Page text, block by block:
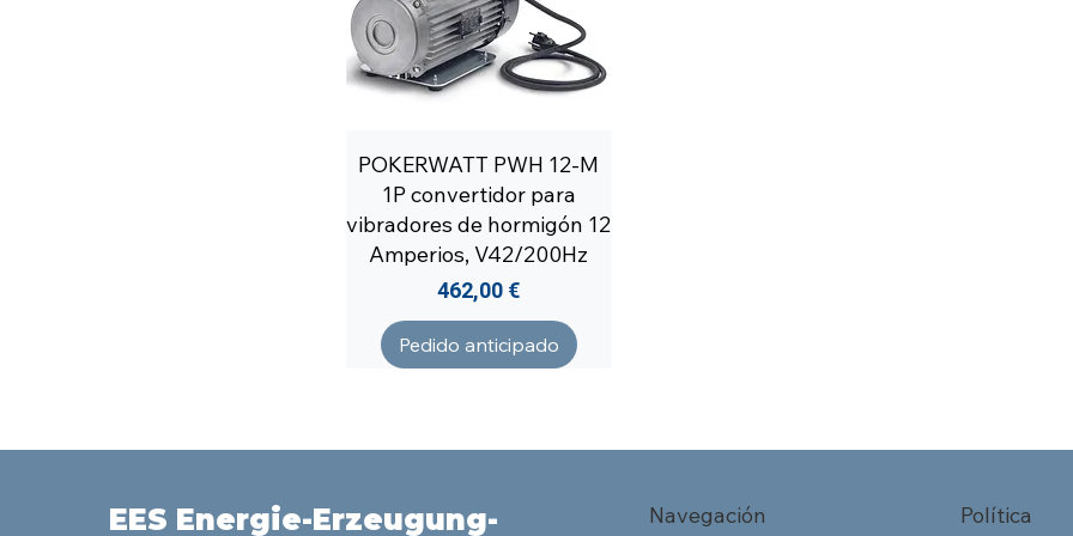
POKERWATT PWH 12-M
1P convertidor para
vibradores de hormigón 12
Amperios, V42/200Hz
Precio
462,00 €
Pedido anticipado
EES Energie-Erzeugung- Navegación Política